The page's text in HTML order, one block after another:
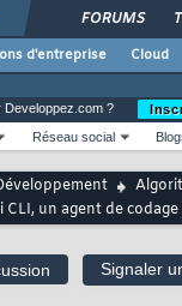
FORUMS
d'entreprise Cloud
Developpez.com ?
Réseau social
CLI, un agent de
Signaler